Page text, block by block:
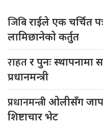
जिबिराईले एक चर्चित
लामिछानेको कर्तुत
राहतर पुनः स्थापनामा
प्रधानमन्त्री
प्रधानमन्त्रीओलीसँग
शिष्टाचार भेट